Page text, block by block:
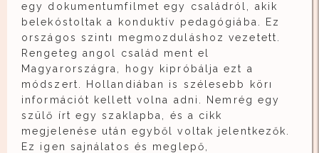
egy dokumentumfilmet egy családról, akik
belekóstoltak a konduktív pedagógiába. Ez
országos szintı megmozduláshoz vezetett.
Rengeteg angol család ment el
Magyarországra, hogy kipróbálja ezt a
módszert. Hollandiában is szélesebb körı
információt kellett volna adni. Nemrég egy
szülő írt egy szaklapba, és a cikk
megjelenése után egyből voltak jelentkezők.
Ez igen sajnálatos és meglepő,